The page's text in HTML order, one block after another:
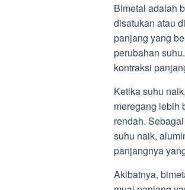
Bimetal adalah
disatukan atau
panjang yang
perubahan
kontraksi
Ketika suhu
meregang lebih
rendah.
suhu naik,
panjangnya
Akibatnya,